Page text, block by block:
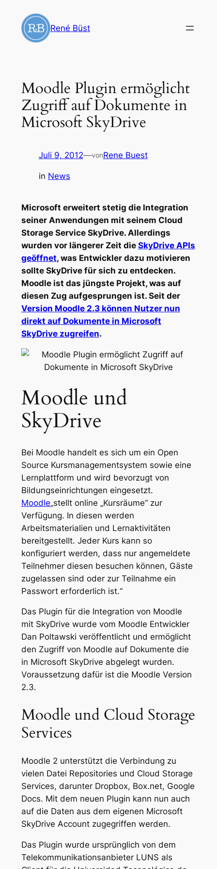
Inhalt
springen
René Büst
Moodle Plugin ermöglicht
Zugriff auf Dokumente in
Microsoft SkyDrive
Juli 9, 2012—vonRene Buest
in News
Microsoft erweitert stetig die Integration
seiner Anwendungen mit seinem Cloud
Storage Service SkyDrive. Allerdings
wurden vor längerer Zeit die SkyDrive APIs
geöffnet, was Entwickler dazu motivieren
sollte SkyDrive für sich zu entdecken.
Moodle ist das jüngste Projekt, was auf
diesen Zug aufgesprungen ist. Seit der
Version Moodle 2.3 können Nutzer nun
direkt auf Dokumente in Microsoft
SkyDrive zugreifen.
Moodle und
SkyDrive
Bei Moodle handelt es sich um ein Open
Source Kursmanagementsystem sowie eine
Lernplattform und wird bevorzugt von
Bildungseinrichtungen eingesetzt.
Moodle„stellt online „Kursräume“ zur
Verfügung. In diesen werden
Arbeitsmaterialien und Lernaktivitäten
bereitgestellt. Jeder Kurs kann so
konfiguriert werden, dass nur angemeldete
Teilnehmer diesen besuchen können, Gäste
zugelassen sind oder zur Teilnahme ein
Passwort erforderlich ist.“
Das Plugin für die Integration von Moodle
mit SkyDrive wurde vom Moodle Entwickler
Dan Poltawski veröffentlicht und ermöglicht
den Zugriff von Moodle auf Dokumente die
in Microsoft SkyDrive abgelegt wurden.
Voraussetzung dafür ist die Moodle Version
2.3.
Moodle und Cloud Storage
Services
Moodle 2 unterstützt die Verbindung zu
vielen Datei Repositories und Cloud Storage
Services, darunter Dropbox, Box.net, Google
Docs. Mit dem neuen Plugin kann nun auch
auf die Daten aus dem eigenen Microsoft
SkyDrive Account zugegriffen werden.
Das Plugin wurde ursprünglich von dem
Telekommunikationsanbieter LUNS als